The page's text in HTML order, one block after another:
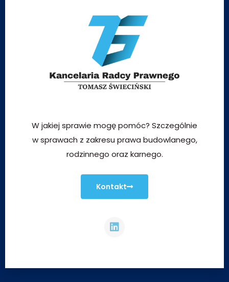
W jakiej sprawie mogę pomóc? Szczególnie
w sprawach z zakresu prawa budowlanego,
rodzinnego oraz karnego.
Kontakt